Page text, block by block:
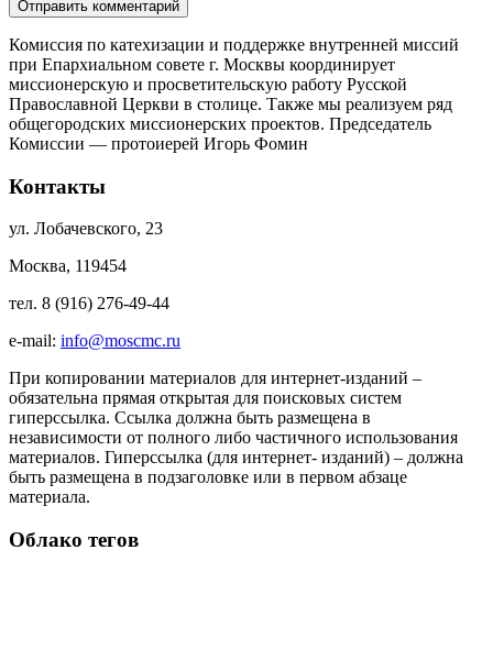
Комиссия по катехизации и поддержке внутренней миссий
при Епархиальном совете г. Москвы координирует
миссионерскую и просветительскую работу Русской
Православной Церкви в столице. Также мы реализуем ряд
общегородских миссионерских проектов. Председатель
Комиссии — протоиерей Игорь Фомин
Контакты
ул. Лобачевского, 23
Москва, 119454
тел. 8 (916) 276-49-44
e-mail: info@moscmc.ru
При копировании материалов для интернет-изданий –
обязательна прямая открытая для поисковых систем
гиперссылка. Ссылка должна быть размещена в
независимости от полного либо частичного использования
материалов. Гиперссылка (для интернет- изданий) – должна
быть размещена в подзаголовке или в первом абзаце
материала.
Облако тегов